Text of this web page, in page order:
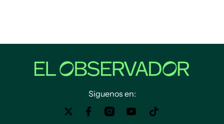
Siguenos en: